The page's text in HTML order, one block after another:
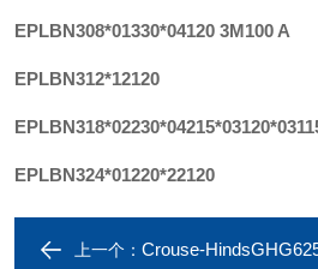
EPLBN308*01330*04120 3M100 A
EPLBN312*12120
EPLBN324*01220*22120
上一个： Crouse-